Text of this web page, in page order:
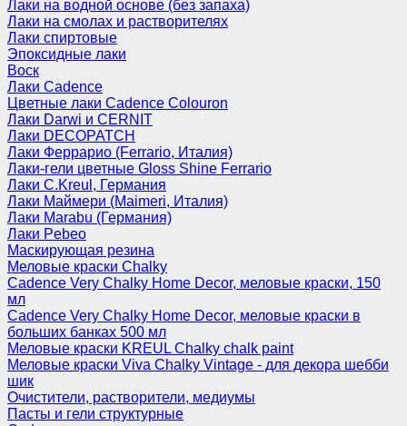
Лаки на водной основе (без запаха)
Лаки на смолах и растворителях
Лаки спиртовые
Эпоксидные лаки
Воск
Лаки Cadence
Цветные лаки Cadence Colouron
Лаки Darwi и CERNIT
Лаки DECOPATCH
Лаки Феррарио (Ferrario, Италия)
Лаки-гели цветные Gloss Shine Ferrario
Лаки C.Kreul, Германия
Лаки Маймери (Maimeri, Италия)
Лаки Marabu (Германия)
Лаки Pebeo
Маскирующая резина
Меловые краски Chalky
Cadence Very Chalky Home Decor, меловые краски, 150
мл
Cadence Very Chalky Home Decor, меловые краски в
больших банках 500 мл
Меловые краски KREUL Chalky chalk paint
Меловые краски Viva Chalky Vintage - для декора шебби
шик
Очистители, растворители, медиумы
Пасты и гели структурные